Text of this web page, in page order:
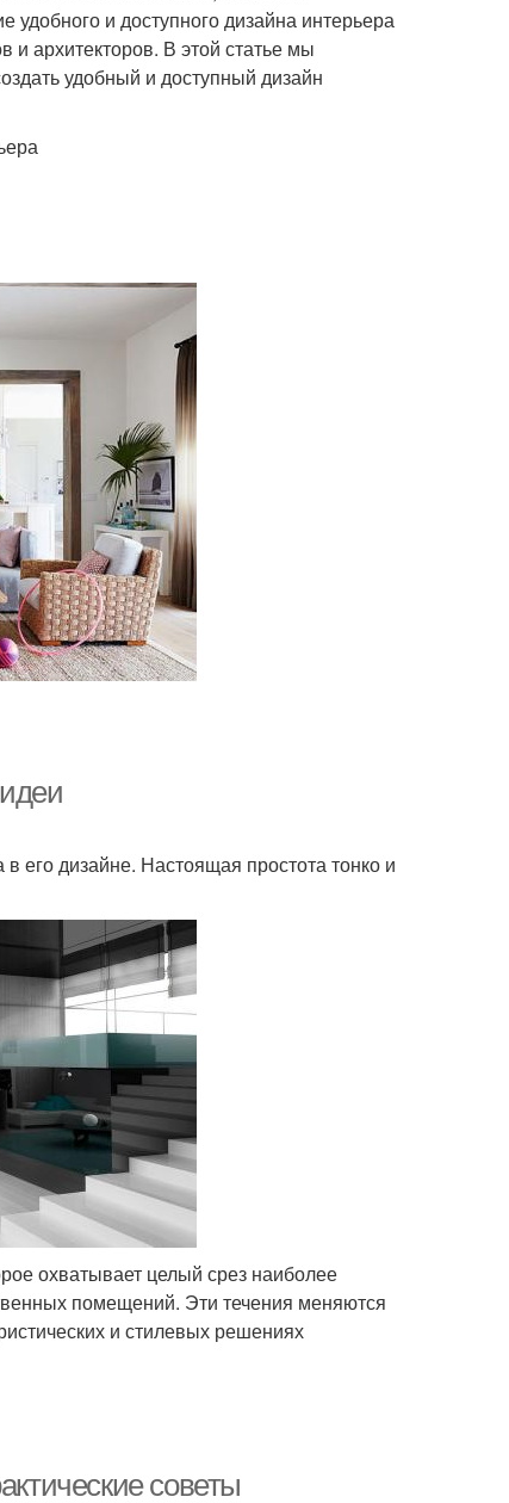
и доступного дизайна интерьера
архитекторов. В этой статье мы
удобный и доступный дизайн
его дизайне. Настоящая простота тонко и
охватывает целый срез наиболее
помещений. Эти течения меняются
и стилевых решениях
советы